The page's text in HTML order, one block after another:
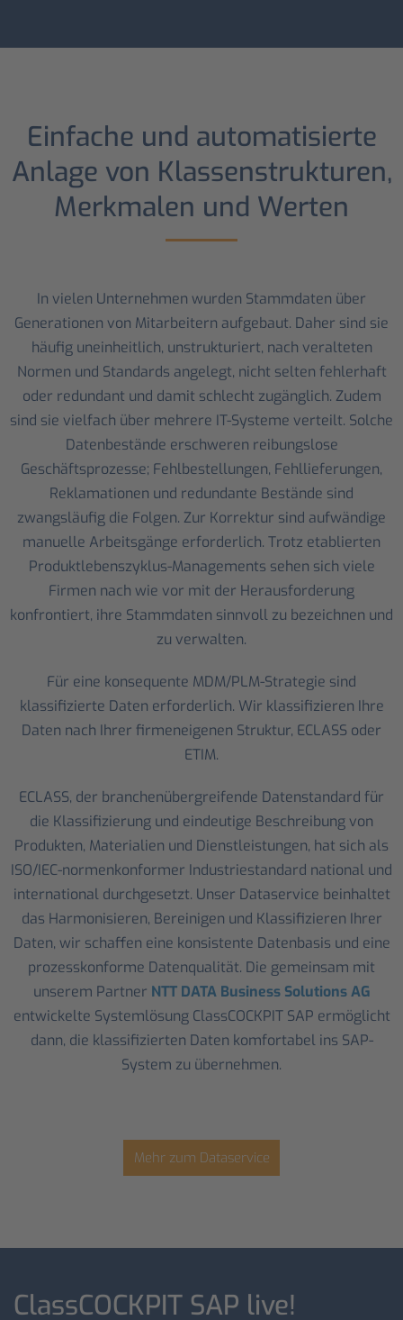
Einfache und automatisierte
Anlage von Klassenstrukturen,
Merkmalen und Werten
In vielen Unternehmen wurden Stammdaten über
Generationen von Mitarbeitern aufgebaut. Daher sind sie
häufig uneinheitlich, unstrukturiert, nach veralteten
Normen und Standards angelegt, nicht selten fehlerhaft
oder redundant und damit schlecht zugänglich. Zudem
sind sie vielfach über mehrere IT-Systeme verteilt. Solche
Datenbestände erschweren reibungslose
Geschäftsprozesse; Fehlbestellungen, Fehllieferungen,
Reklamationen und redundante Bestände sind
zwangsläufig die Folgen. Zur Korrektur sind aufwändige
manuelle Arbeitsgänge erforderlich. Trotz etablierten
Produktlebenszyklus-Managements sehen sich viele
Firmen nach wie vor mit der Herausforderung
konfrontiert, ihre Stammdaten sinnvoll zu bezeichnen und
zu verwalten.
Für eine konsequente MDM/PLM-Strategie sind
klassifizierte Daten erforderlich. Wir klassifizieren Ihre
Daten nach Ihrer firmeneigenen Struktur, ECLASS oder
ETIM.
ECLASS, der branchenübergreifende Datenstandard für
die Klassifizierung und eindeutige Beschreibung von
Produkten, Materialien und Dienstleistungen, hat sich als
ISO/IEC-normenkonformer Industriestandard national und
international durchgesetzt. Unser Dataservice beinhaltet
das Harmonisieren, Bereinigen und Klassifizieren Ihrer
Daten, wir schaffen eine konsistente Datenbasis und eine
prozesskonforme Datenqualität. Die gemeinsam mit
unserem Partner NTT DATA Business Solutions AG
entwickelte Systemlösung ClassCOCKPIT SAP ermöglicht
dann, die klassifizierten Daten komfortabel ins SAP-
System zu übernehmen.
Mehr zum Dataservice
ClassCOCKPIT SAP live!